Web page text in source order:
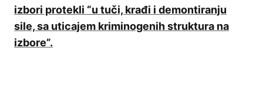
izbori protekli “u tuči, krađi i demontiranju
sile, sa uticajem kriminogenih struktura na
izbore”.